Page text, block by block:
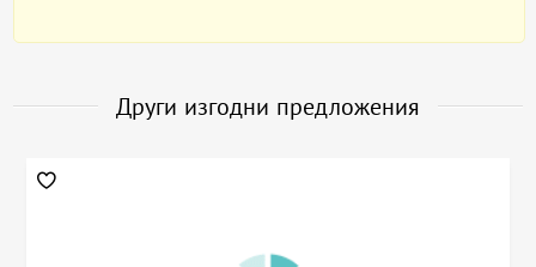
Други изгодни предложения